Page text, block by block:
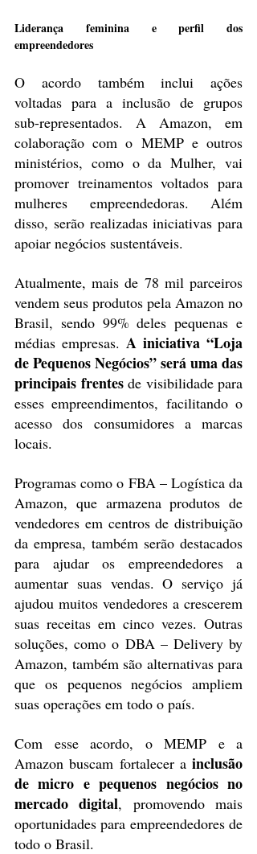
Liderança feminina e perfil dos
empreendedores
O acordo também inclui ações
voltadas para a inclusão de grupos
sub-representados. A Amazon, em
colaboração com o MEMP e outros
ministérios, como o da Mulher, vai
promover treinamentos voltados para
mulheres empreendedoras. Além
disso, serão realizadas iniciativas para
apoiar negócios sustentáveis.
Atualmente, mais de 78 mil parceiros
vendem seus produtos pela Amazon no
Brasil, sendo 99% deles pequenas e
médias empresas. A iniciativa “Loja
de Pequenos Negócios” será uma das
principais frentes de visibilidade para
esses empreendimentos, facilitando o
acesso dos consumidores a marcas
locais.
Programas como o FBA – Logística da
Amazon, que armazena produtos de
vendedores em centros de distribuição
da empresa, também serão destacados
para ajudar os empreendedores a
aumentar suas vendas. O serviço já
ajudou muitos vendedores a crescerem
suas receitas em cinco vezes. Outras
soluções, como o DBA – Delivery by
Amazon, também são alternativas para
que os pequenos negócios ampliem
suas operações em todo o país.
Com esse acordo, o MEMP e a
Amazon buscam fortalecer a inclusão
de micro e pequenos negócios no
mercado digital, promovendo mais
oportunidades para empreendedores de
todo o Brasil.